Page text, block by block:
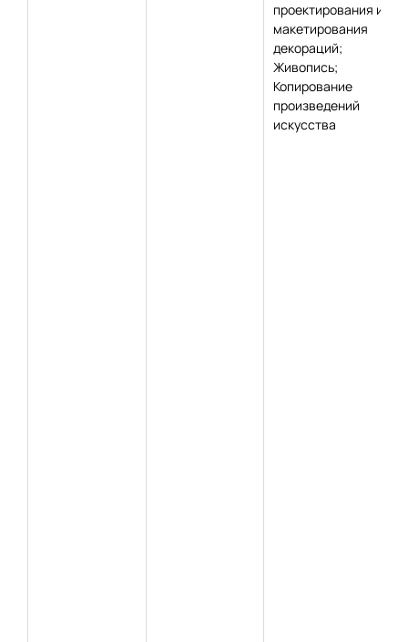
проектирования и
макетирования
декораций;
Живопись;
Копирование
произведений
искусства